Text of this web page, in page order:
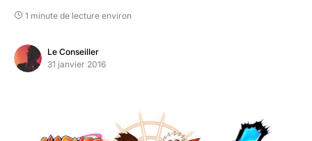
1 minute de lecture environ
Le Conseiller
31 janvier 2016